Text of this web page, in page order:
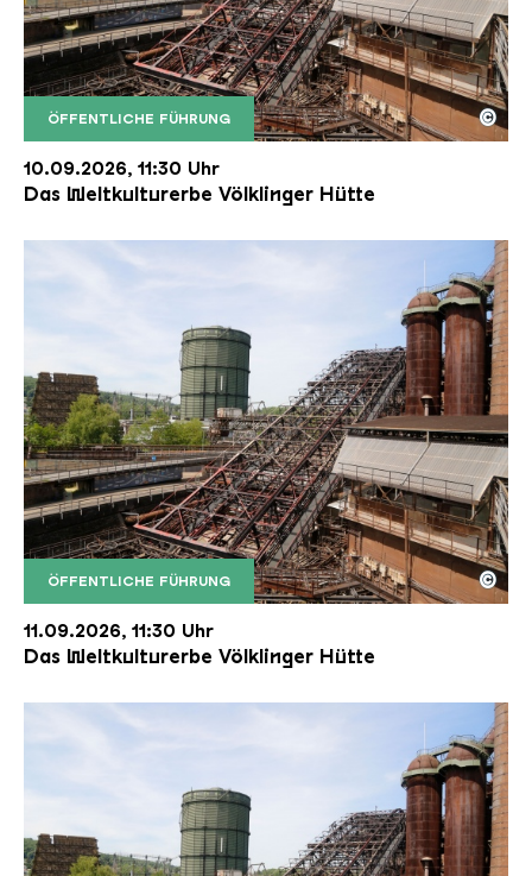
ÖFFENTLICHE FÜHRUNG
Der Erzschrägaufzug der Völklinger Hütte mit
Copyright: Weltkulturerbe Völklinger Hütte | Karl
©
10.09.2026, 11:30 Uhr
Das Weltkulturerbe Völklinger Hütte
ÖFFENTLICHE FÜHRUNG
Der Erzschrägaufzug der Völklinger Hütte mit
Copyright: Weltkulturerbe Völklinger Hütte | Karl
©
11.09.2026, 11:30 Uhr
Das Weltkulturerbe Völklinger Hütte